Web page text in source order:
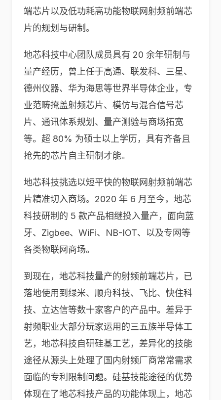
端芯片以及低功耗高功能物联网射频前端芯
片的规划与研制。
地芯科技中心团队成员具有 20 余年研制与
量产经历，曾上任于高通、联发科、三星、
德州仪器、华为海思等世界半导体企业，专
业范畴掩盖射频芯片、模仿与混合信号芯
片、通讯体系规划、量产测验与商场拓宽
等。超 80% 为硕士以上学历，具有齐备且
抢先的芯片自主研制才能。
地芯科技挑选以短平快的物联网射频前端芯
片精准切入商场。2020 年 6 月至今，地芯
科技研制的 5 款产品相继投入量产，面向蓝
牙、Zigbee、WiFi、NB-IOT、以及专网等
各类物联网商场。
到现在，地芯科技量产的射频前端芯片，已
落地使用到绿米、顺舟科技、飞比、快住科
技、立达信等数十家客户的产品中。差异于
射频职业大部分玩家运用的三五族半导体工
艺，地芯科技自研硅基工艺，差异化的技能
途径从源头上处理了国内射频厂商常常需求
面临的专利限制问题。硅基技能途径的优势
体现在了地芯科技产品的功能体现上，地芯